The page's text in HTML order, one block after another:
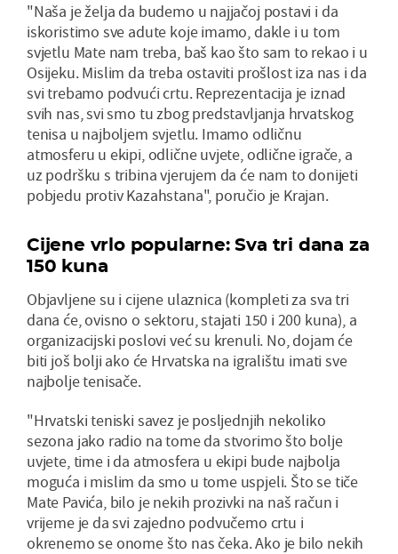
"Naša je želja da budemo u najjačoj postavi i da
iskoristimo sve adute koje imamo, dakle i u tom
svjetlu Mate nam treba, baš kao što sam to rekao i u
Osijeku. Mislim da treba ostaviti prošlost iza nas i da
svi trebamo podvući crtu. Reprezentacija je iznad
svih nas, svi smo tu zbog predstavljanja hrvatskog
tenisa u najboljem svjetlu. Imamo odličnu
atmosferu u ekipi, odlične uvjete, odlične igrače, a
uz podršku s tribina vjerujem da će nam to donijeti
pobjedu protiv Kazahstana", poručio je Krajan.
Cijene vrlo popularne: Sva tri dana za
150 kuna
Objavljene su i cijene ulaznica (kompleti za sva tri
dana će, ovisno o sektoru, stajati 150 i 200 kuna), a
organizacijski poslovi već su krenuli. No, dojam će
biti još bolji ako će Hrvatska na igralištu imati sve
najbolje tenisače.
"Hrvatski teniski savez je posljednjih nekoliko
sezona jako radio na tome da stvorimo što bolje
uvjete, time i da atmosfera u ekipi bude najbolja
moguća i mislim da smo u tome uspjeli. Što se tiče
Mate Pavića, bilo je nekih prozivki na naš račun i
vrijeme je da svi zajedno podvučemo crtu i
okrenemo se onome što nas čeka. Ako je bilo nekih